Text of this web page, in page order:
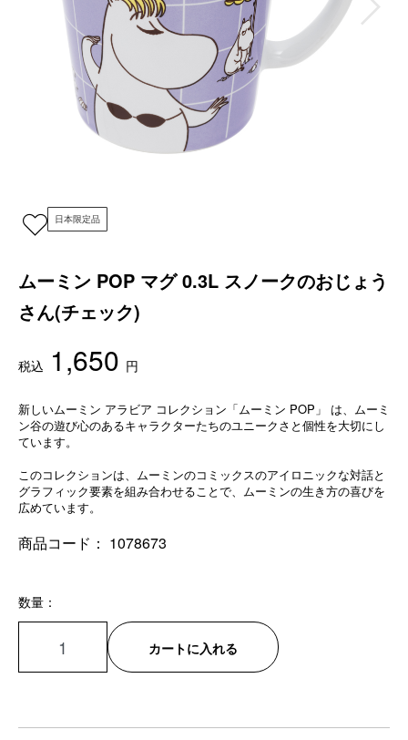
日本限定品
ムーミン POP マグ 0.3L スノークのおじょう
さん(チェック)
税込 1,650 円
新しいムーミン アラビア コレクション「ムーミン POP」 は、ムーミ
ン谷の遊び心のあるキャラクターたちのユニークさと個性を大切にし
ています。
このコレクションは、ムーミンのコミックスのアイロニックな対話と
グラフィック要素を組み合わせることで、ムーミンの生き方の喜びを
広めています。
商品コード： 1078673
数量：
カートに入れる